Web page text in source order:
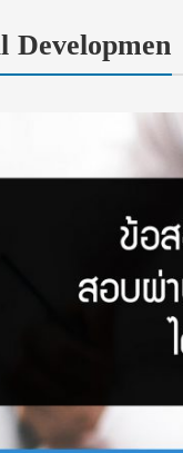
Developmen